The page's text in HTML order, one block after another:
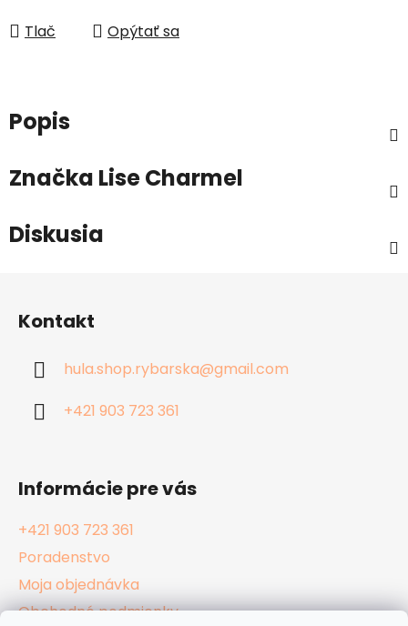
Tlač Opýtať sa
Popis
Značka Lise Charmel
Diskusia
Kontakt
hula.shop.rybarska@gmail.com
+421 903 723 361
Informácie pre vás
+421 903 723 361
Poradenstvo
Moja objednávka
Obchodné podmienky